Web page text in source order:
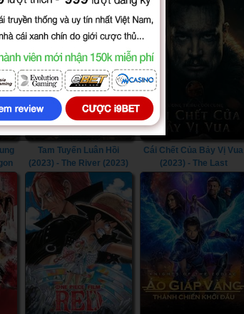
Tam Tuyến Luân Hồi
(2023) - The River (2023)
Cái Chết Của Bảy Vị Vua
(2023) - The Last
Kingdom: Seven Kings
Must Die (2023)